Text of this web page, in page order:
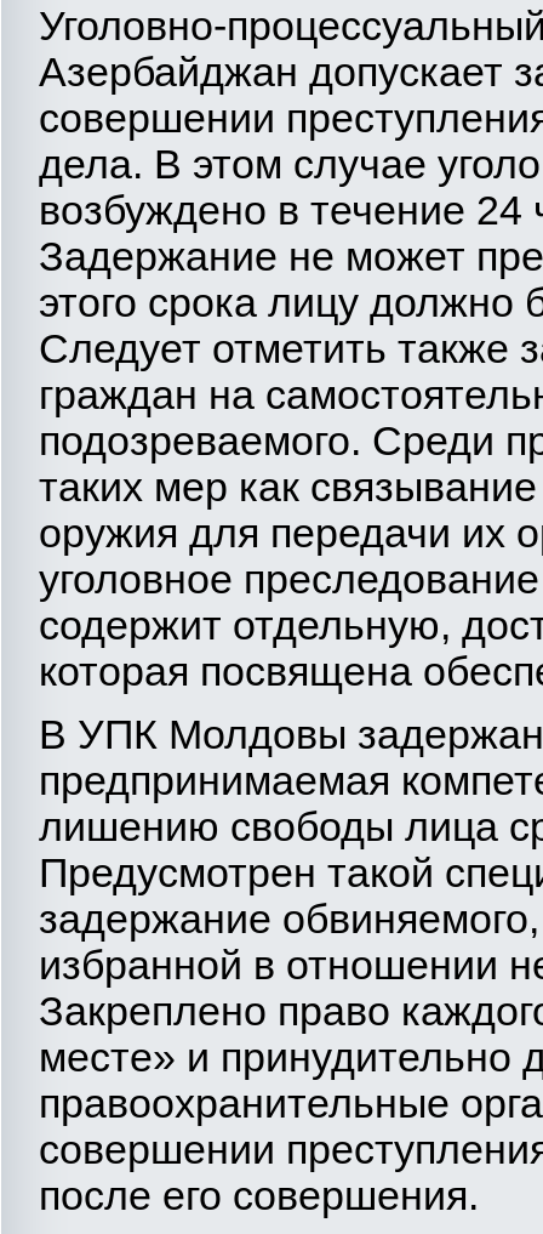
Уголовно-
Азербайджан допускает
совершении
дела. В этом случае
возбуждено в течение
Задержание не может
этого срока лицу
Следует отметить также
граждан на
подозреваемого. Среди
таких мер как
оружия для передачи их
уголовное
содержит отдельную,
которая посвящена
В УПК Молдовы
предпринимаемая
лишению свободы лица
Предусмотрен такой
задержание
избранной в отношении
Закреплено право
месте» и принудительно
правоохранительные
совершении
после его совершения.